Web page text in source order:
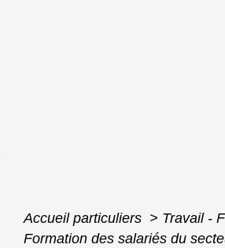
Accueil particuliers > Travail -
Formation des salariés du